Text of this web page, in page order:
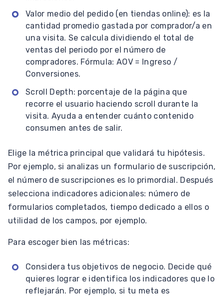
Valor medio del pedido (en tiendas online): es la
cantidad promedio gastada por comprador/a en
una visita. Se calcula dividiendo el total de
ventas del periodo por el número de
compradores. Fórmula: AOV = Ingreso /
Conversiones.
Scroll Depth: porcentaje de la página que
recorre el usuario haciendo scroll durante la
visita. Ayuda a entender cuánto contenido
consumen antes de salir.
Elige la métrica principal que validará tu hipótesis.
Por ejemplo, si analizas un formulario de suscripción,
el número de suscripciones es lo primordial. Después
selecciona indicadores adicionales: número de
formularios completados, tiempo dedicado a ellos o
utilidad de los campos, por ejemplo.
Para escoger bien las métricas:
Considera tus objetivos de negocio. Decide qué
quieres lograr e identifica los indicadores que lo
reflejarán. Por ejemplo, si tu meta es